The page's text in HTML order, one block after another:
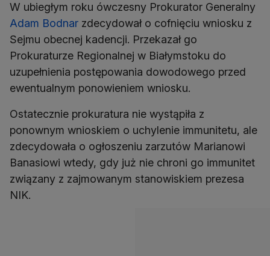
W ubiegłym roku ówczesny Prokurator Generalny
Adam Bodnar zdecydował o cofnięciu wniosku z
Sejmu obecnej kadencji. Przekazał go
Prokuraturze Regionalnej w Białymstoku do
uzupełnienia postępowania dowodowego przed
ewentualnym ponowieniem wniosku.
Ostatecznie prokuratura nie wystąpiła z
ponownym wnioskiem o uchylenie immunitetu, ale
zdecydowała o ogłoszeniu zarzutów Marianowi
Banasiowi wtedy, gdy już nie chroni go immunitet
związany z zajmowanym stanowiskiem prezesa
NIK.